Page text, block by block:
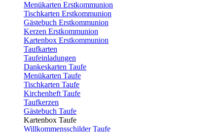
Menükarten Erstkommunion
Tischkarten Erstkommunion
Gästebuch Erstkommunion
Kerzen Erstkommunion
Kartenbox Erstkommunion
Taufkarten
Taufeinladungen
Dankeskarten Taufe
Menükarten Taufe
Tischkarten Taufe
Kirchenheft Taufe
Taufkerzen
Gästebuch Taufe
Kartenbox Taufe
Willkommensschilder Taufe